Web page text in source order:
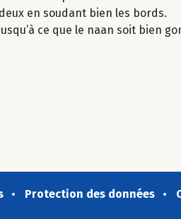
en soudant bien les bords.
ce que le naan soit bien
Protection des données